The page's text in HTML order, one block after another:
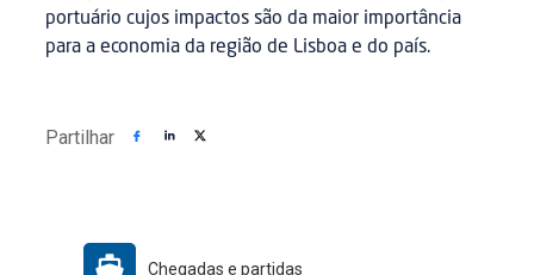
portuário cujos impactos são da maior importância
para a economia da região de Lisboa e do país.
Partilhar
Chegadas e partidas